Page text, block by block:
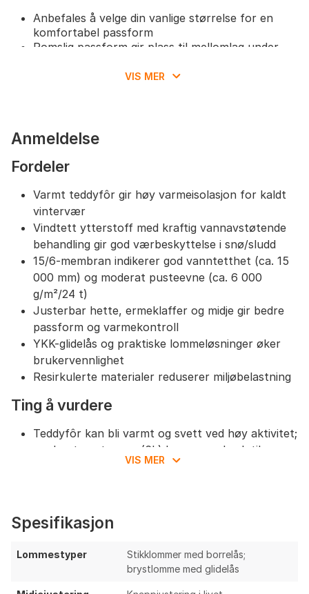
Anbefales å velge din vanlige størrelse for en
komfortabel passform
Romslig passform gir plass til mellomlag under
VIS MER
Anmeldelse
Fordeler
Varmt teddyfôr gir høy varmeisolasjon for kaldt
vintervær
Vindtett ytterstoff med kraftig vannavstøtende
behandling gir god værbeskyttelse i snø/sludd
15/6-membran indikerer god vanntetthet (ca. 15
000 mm) og moderat pusteevne (ca. 6 000
g/m²/24 t)
Justerbar hette, ermeklaffer og midje gir bedre
passform og varmekontroll
YKK-glidelås og praktiske lommeløsninger øker
brukervennlighet
Resirkulerte materialer reduserer miljøbelastning
Ting å vurdere
Teddyfôr kan bli varmt og svett ved høy aktivitet;
moderat pusteevne (6k) begrenser bruk til
lav/middels intensitet
Ingen oppgitt teiping av sømmer; kan være
mindre egnet i vedvarende/regnfulle forhold
Manglende tekniske ventilasjonsløsninger (f.eks.
pit-zips) begrenser fukttransport under aktivitet
VIS MER
Spesifikasjon
Lommestyper
Stikklommer med borrelås;
brystlomme med glidelås